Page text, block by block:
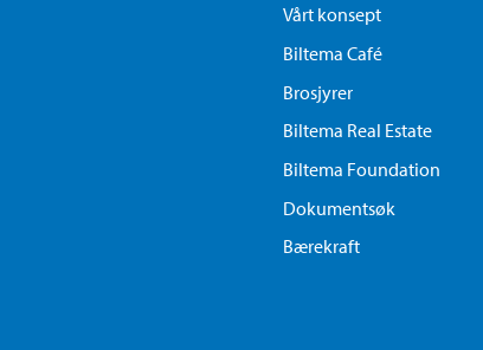
Vårt konsept
Biltema Café
Brosjyrer
Biltema Real Estate
Biltema Foundation
Dokumentsøk
Bærekraft